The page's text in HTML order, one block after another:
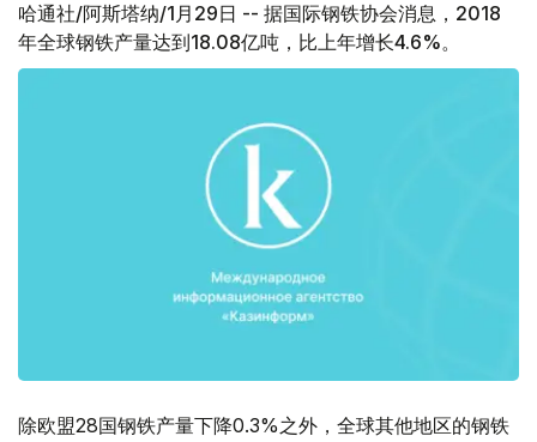
哈通社/阿斯塔纳/1月29日 -- 据国际钢铁协会消息，2018
年全球钢铁产量达到18.08亿吨，比上年增长4.6%。
除欧盟28国钢铁产量下降0.3%之外，全球其他地区的钢铁